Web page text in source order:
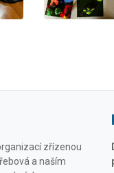
zřízenou
a naším